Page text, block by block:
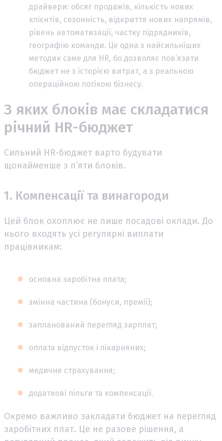
драйвери: обсяг продажів, кількість нових
клієнтів, сезонність, відкриття нових напрямів,
рівень автоматизації, частку підрядників,
географію команди. Це одна з найсильніших
методик саме для HR, бо дозволяє пов’язати
бюджет не з історією витрат, а з реальною
операційною логікою бізнесу.
З яких блоків має складатися
річний HR-бюджет
Сильний HR-бюджет варто будувати
щонайменше з пʼяти блоків.
1. Компенсації та винагороди
Цей блок охоплює не лише посадові оклади. До
нього входять усі регулярні виплати
працівникам:
основна заробітна плата;
змінна частина (бонуси, премії);
запланований перегляд зарплат;
оплата відпусток і лікарняних;
медичне страхування;
додаткові пільги та компенсації.
Окремо важливо закладати бюджет на перегляд
заробітних плат. Це не разове рішення, а